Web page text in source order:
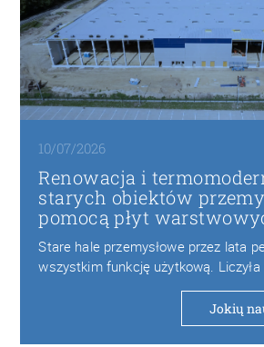
10/07/2026
Renowacja i
starych obiektów
pomocą płyt
Stare hale przemysłowe przez lata
wszystkim funkcję użytkową.
wytrzymałość konstrukcji…
Jokių